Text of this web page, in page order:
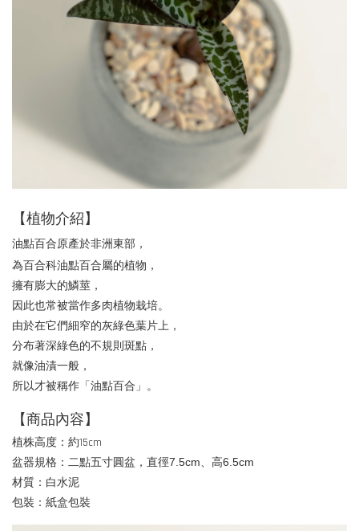
福所栽特製通用介
NT$ 140
NT$ 160
+
福所栽特製草花專
用介質
NT$ 140
- +
福所栽特製多
用介質
NT$ 160
【植物介紹】
油點百合原產於非洲東部，
為百合科油點百合屬的植物，
擁有膨大的鱗莖，
因此也常被當作多肉植物栽培。
由於在它們細窄的灰綠色葉片上，
分布著深綠色的不規則斑點，
就像油漬一般，
所以才被稱作「油點百合」。
【商品內容】
植株高度：約15cm
盆器規格： 二點五寸圓盆，直徑7.5cm、高6.5cm
材質：白水泥
包裝：紙盒包裝